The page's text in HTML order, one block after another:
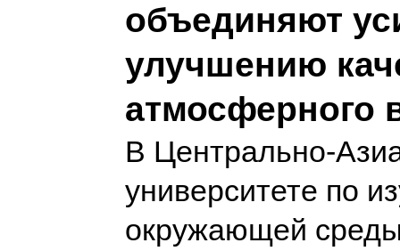
объединяют
улучшению
атмосферного
В Центрально-
университете по
окружающей